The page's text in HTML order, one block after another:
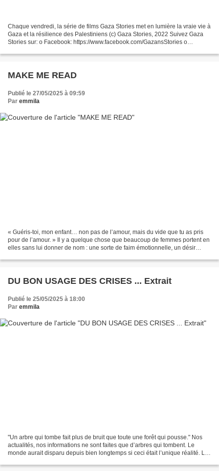
Chaque vendredi, la série de films Gaza Stories met en lumière la vraie vie à
Gaza et la résilience des Palestiniens (c) Gaza Stories, 2022 Suivez Gaza
Stories sur: o Facebook: https://www.facebook.com/GazansStories o
MAKE ME READ
Publié le 27/05/2025 à 09:59
Par emmila
« Guéris-toi, mon enfant… non pas de l’amour, mais du vide que tu as pris
pour de l’amour. » Il y a quelque chose que beaucoup de femmes portent en
elles sans lui donner de nom : une sorte de faim émotionnelle, un désir
DU BON USAGE DES CRISES ... Extrait
Publié le 25/05/2025 à 18:00
Par emmila
"Un arbre qui tombe fait plus de bruit que toute une forêt qui pousse." Nos
actualités, nos informations ne sont faites que d’arbres qui tombent. Le
monde aurait disparu depuis bien longtemps si ceci était l’unique réalité. Le